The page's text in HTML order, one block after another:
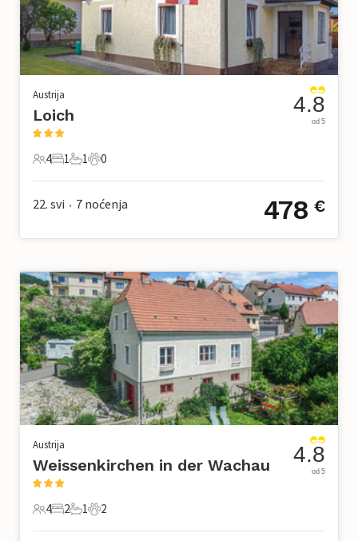
Austrija
Loich
4 Gosti
4
1 Spavaća soba
1
1 Kupaonica
1
0 Kućni ljubimac
0
4.8
od 5
22. svi • 7 noćenja 478 €
Austrija
Weissenkirchen in der Wachau
4 Gosti
4
2 Spavaće sobe
2
1 Kupaonica
1
2 Kućni ljubimac
2
4.8
od 5